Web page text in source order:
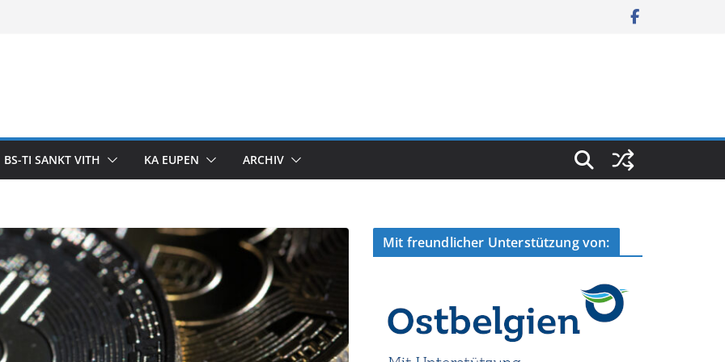
BS-TI SANKT VITH KA EUPEN ARCHIV
Mit freundlicher Unterstützung von: